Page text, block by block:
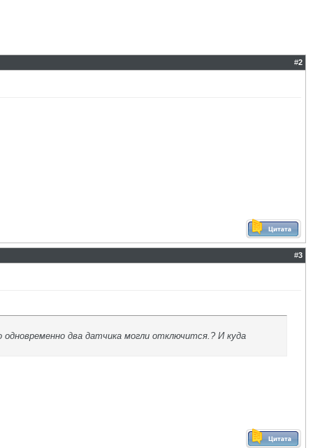
#2
#3
два датчика могли отключится.? И куда